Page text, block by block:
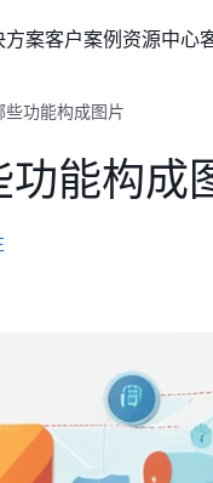
方案客户案例资源中心
功能构成图片
能构成